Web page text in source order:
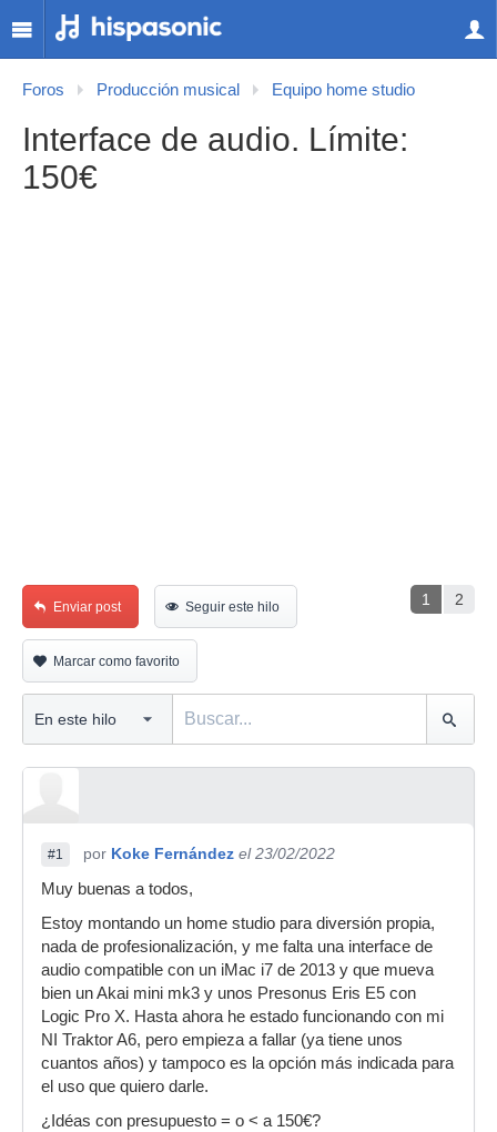
Foros Producción musical Equipo home studio
Interface de audio. Límite:
150€
1 2
Enviar post Seguir este hilo
Marcar como favorito
#1 por Koke Fernández el 23/02/2022
Muy buenas a todos,
Estoy montando un home studio para diversión propia,
nada de profesionalización, y me falta una interface de
audio compatible con un iMac i7 de 2013 y que mueva
bien un Akai mini mk3 y unos Presonus Eris E5 con
Logic Pro X. Hasta ahora he estado funcionando con mi
NI Traktor A6, pero empieza a fallar (ya tiene unos
cuantos años) y tampoco es la opción más indicada para
el uso que quiero darle.
¿Idéas con presupuesto = o < a 150€?